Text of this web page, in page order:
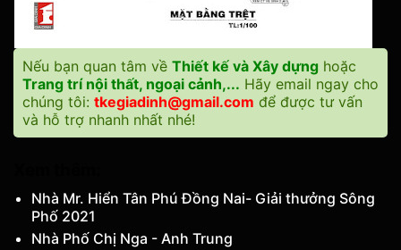
Nếu bạn quan tâm về Thiết kế và Xây dựng hoặc
Trang trí nội thất, ngoại cảnh,... Hãy email ngay cho
chúng tôi: tkegiadinh@gmail.com để được tư vấn
và hỗ trợ nhanh nhất nhé!
Nhà Mr. Hiển Tân Phú Đồng Nai- Giải thưởng Sông
Phố 2021
Nhà Phố Chị Nga - Anh Trung